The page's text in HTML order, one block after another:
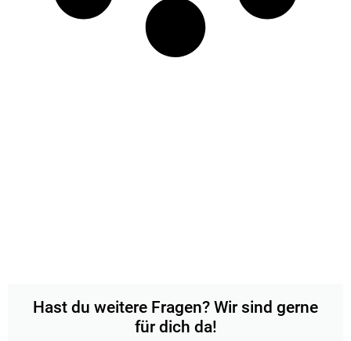
Hast du weitere Fragen? Wir sind gerne
für dich da!